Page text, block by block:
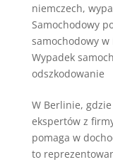
niemczech,
Samochodowy
samochodowy w
Wypadek
odszkodowanie
W Berlinie,
ekspertów z firmy
pomaga w
to